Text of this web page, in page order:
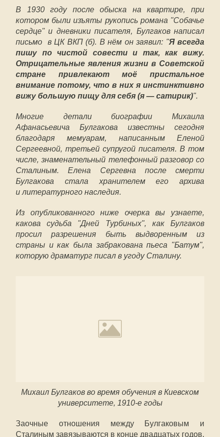
В 1930 году после обыска на квартире, при
котором были изъяты рукопись романа "Собачье
сердце" и дневники писателя, Булгаков написал
письмо в ЦК ВКП (б). В нём он заявил: "Я всегда
пишу по чистой совести и так, как вижу.
Отрицательные явления жизни в Советской
стране привлекают моё пристальное
внимание потому, что в них я инстинктивно
вижу большую пищу для себя (я — сатирик)".
Многие детали биографии Михаила
Афанасьевича Булгакова известны сегодня
благодаря мемуарам, написанным Еленой
Сергеевной, третьей супругой писателя. В том
числе, знаменательный телефонный разговор со
Сталиным. Елена Сергевна после смерти
Булгакова стала хранителем его архива
и литературного наследия.
Из опубликованного ниже очерка вы узнаете,
какова судьба "Дней Турбиных", как Булгаков
просил разрешения быть выдворенным из
страны и как была забракована пьеса "Батум",
которую драматург писал в угоду Сталину.
Михаил Булгаков во время обучения в Киевском
университете, 1910-е годы
Заочные отношения между Булгаковым и
Сталиным завязываются в конце двадцатых годов.